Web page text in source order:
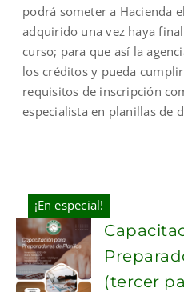
podrá someter a Hacienda
adquirido una vez haya
curso; para que así la
los créditos y pueda
requisitos de inscripción
especialista en planillas de
¡En especial!
ADD TO
CART
(tercer